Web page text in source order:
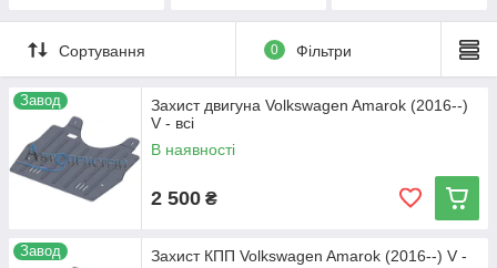
Сортування 0 Фільтри
Завод
Захист двигуна Volkswagen Amarok (2016--)
V - всі
В наявності
2 500 ₴
Завод
Захист КПП Volkswagen Amarok (2016--) V -